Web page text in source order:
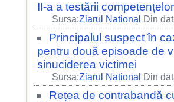
II-a a testării
Sursa:Ziarul National Din
Principalul suspect în
pentru două episoade de
sinuciderea victimei
Sursa:Ziarul National Din
Rețea de contrabandă